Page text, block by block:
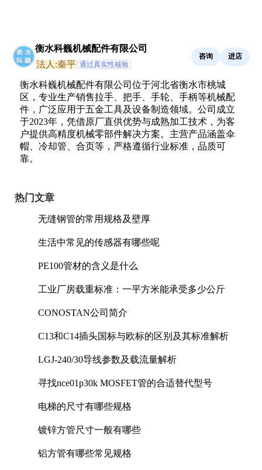
衡水科巍机械配件有限公司
法人:秦平 通过真实性核验
咨询 进店
衡水科巍机械配件有限公司位于河北省衡水市桃城
区，专业生产销售拉手、把手、手轮、手柄等机械配
件，广泛应用于五金工具及设备制造领域。公司成立
于2023年，凭借原厂直供优势与成熟加工技术，为客
户提供高精度机械零部件解决方案。主营产品涵盖伞
帽、冷却管、合页等，严格遵循行业标准，品质可
靠。
热门文章
无缝钢管的常用规格及壁厚
生活中常见的传感器有哪些呢
PE100管材的含义是什么
工业厂房载重标准：一平方米能承受多少公斤
CONOSTAN公司简介
C13和C14插头国标与欧标的区别及其标准解析
LGJ-240/30导线参数及载流量解析
寻找nce01p30k MOSFET管的合适替代型号
电梯的尺寸有哪些规格
镀锌方管尺寸一般有哪些
铝方管有哪些常见规格